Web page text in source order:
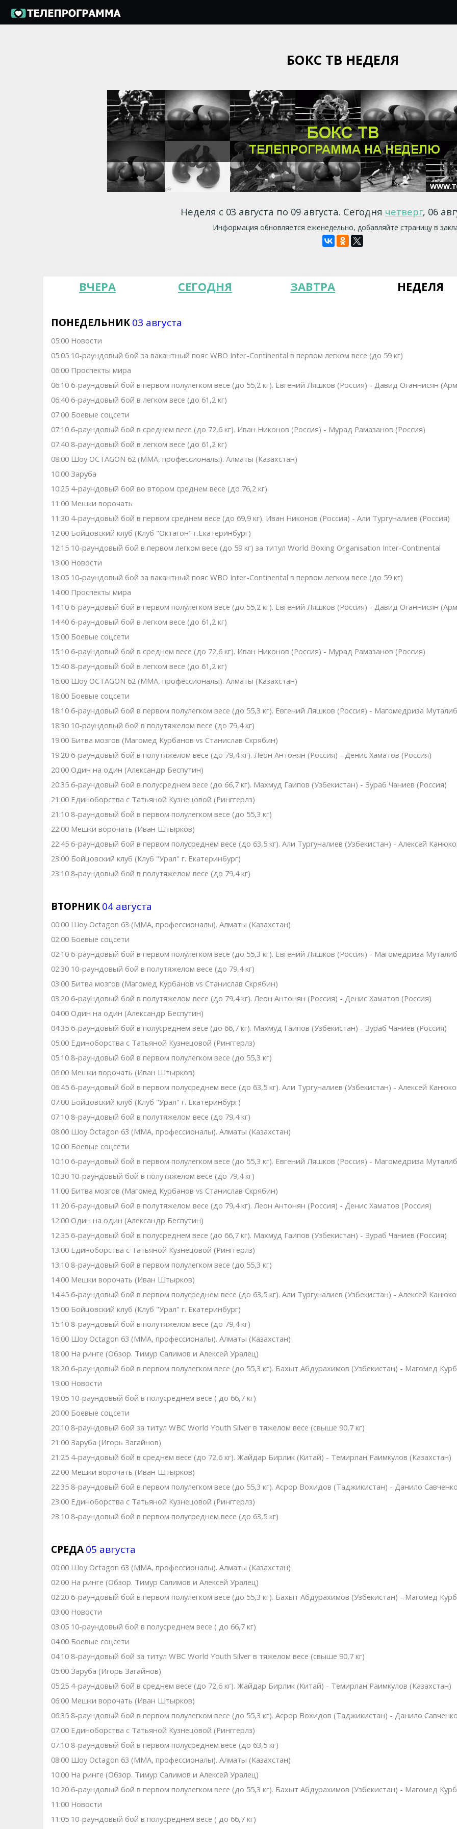
БОКС ТВ НЕДЕЛЯ
Неделя с 03 августа по 09 августа. Сегодня четверг, 06
Информация обновляется еженедельно, добавляйте страницу в
ВЧЕРА СЕГОДНЯ ЗАВТРА НЕДЕЛЯ
ПОНЕДЕЛЬНИК03 августа
05:00 Новости
05:05 10-раундовый бой за вакантный пояс WBO Inter-Continental в первом легком весе (до 59 кг)
06:00 Проспекты мира
06:10 6-раундовый бой в первом полулегком весе (до 55,2 кг). Евгений Ляшков (Россия) - Давид Оганнисян
06:40 6-раундовый бой в легком весе (до 61,2 кг)
07:00 Боевые соцсети
07:10 6-раундовый бой в среднем весе (до 72,6 кг). Иван Никонов (Россия) - Мурад Рамазанов (Россия)
07:40 8-раундовый бой в легком весе (до 61,2 кг)
08:00 Шоу OCTAGON 62 (MMA, профессионалы). Алматы (Казахстан)
10:00 Заруба
10:25 4-раундовый бой во втором среднем весе (до 76,2 кг)
11:00 Мешки ворочать
11:30 4-раундовый бой в первом среднем весе (до 69,9 кг). Иван Никонов (Россия) - Али Тургуналиев (Россия)
12:00 Бойцовский клуб (Клуб "Октагон" г.Екатеринбург)
12:15 10-раундовый бой в первом легком весе (до 59 кг) за титул World Boxing Organisation Inter-Continental
13:00 Новости
13:05 10-раундовый бой за вакантный пояс WBO Inter-Continental в первом легком весе (до 59 кг)
14:00 Проспекты мира
14:10 6-раундовый бой в первом полулегком весе (до 55,2 кг). Евгений Ляшков (Россия) - Давид Оганнисян
14:40 6-раундовый бой в легком весе (до 61,2 кг)
15:00 Боевые соцсети
15:10 6-раундовый бой в среднем весе (до 72,6 кг). Иван Никонов (Россия) - Мурад Рамазанов (Россия)
15:40 8-раундовый бой в легком весе (до 61,2 кг)
16:00 Шоу OCTAGON 62 (MMA, профессионалы). Алматы (Казахстан)
18:00 Боевые соцсети
18:10 6-раундовый бой в первом полулегком весе (до 55,3 кг). Евгений Ляшков (Россия) - Магомедриза
18:30 10-раундовый бой в полутяжелом весе (до 79,4 кг)
19:00 Битва мозгов (Магомед Курбанов vs Станислав Скрябин)
19:20 6-раундовый бой в полутяжелом весе (до 79,4 кг). Леон Антонян (Россия) - Денис Хаматов (Россия)
20:00 Один на один (Александр Беспутин)
20:35 6-раундовый бой в полусреднем весе (до 66,7 кг). Махмуд Гаипов (Узбекистан) - Зураб Чаниев (Россия)
21:00 Единоборства с Татьяной Кузнецовой (Ринггерлз)
21:10 8-раундовый бой в первом полулегком весе (до 55,3 кг)
22:00 Мешки ворочать (Иван Штырков)
22:45 6-раундовый бой в первом полусреднем весе (до 63,5 кг). Али Тургуналиев (Узбекистан) - Алексей
23:00 Бойцовский клуб (Клуб "Урал" г. Екатеринбург)
23:10 8-раундовый бой в полутяжелом весе (до 79,4 кг)
ВТОРНИК04 августа
00:00 Шоу Octagon 63 (ММА, профессионалы). Алматы (Казахстан)
02:00 Боевые соцсети
02:10 6-раундовый бой в первом полулегком весе (до 55,3 кг). Евгений Ляшков (Россия) - Магомедриза
02:30 10-раундовый бой в полутяжелом весе (до 79,4 кг)
03:00 Битва мозгов (Магомед Курбанов vs Станислав Скрябин)
03:20 6-раундовый бой в полутяжелом весе (до 79,4 кг). Леон Антонян (Россия) - Денис Хаматов (Россия)
04:00 Один на один (Александр Беспутин)
04:35 6-раундовый бой в полусреднем весе (до 66,7 кг). Махмуд Гаипов (Узбекистан) - Зураб Чаниев (Россия)
05:00 Единоборства с Татьяной Кузнецовой (Ринггерлз)
05:10 8-раундовый бой в первом полулегком весе (до 55,3 кг)
06:00 Мешки ворочать (Иван Штырков)
06:45 6-раундовый бой в первом полусреднем весе (до 63,5 кг). Али Тургуналиев (Узбекистан) - Алексей
07:00 Бойцовский клуб (Клуб "Урал" г. Екатеринбург)
07:10 8-раундовый бой в полутяжелом весе (до 79,4 кг)
08:00 Шоу Octagon 63 (ММА, профессионалы). Алматы (Казахстан)
10:00 Боевые соцсети
10:10 6-раундовый бой в первом полулегком весе (до 55,3 кг). Евгений Ляшков (Россия) - Магомедриза
10:30 10-раундовый бой в полутяжелом весе (до 79,4 кг)
11:00 Битва мозгов (Магомед Курбанов vs Станислав Скрябин)
11:20 6-раундовый бой в полутяжелом весе (до 79,4 кг). Леон Антонян (Россия) - Денис Хаматов (Россия)
12:00 Один на один (Александр Беспутин)
12:35 6-раундовый бой в полусреднем весе (до 66,7 кг). Махмуд Гаипов (Узбекистан) - Зураб Чаниев (Россия)
13:00 Единоборства с Татьяной Кузнецовой (Ринггерлз)
13:10 8-раундовый бой в первом полулегком весе (до 55,3 кг)
14:00 Мешки ворочать (Иван Штырков)
14:45 6-раундовый бой в первом полусреднем весе (до 63,5 кг). Али Тургуналиев (Узбекистан) - Алексей
15:00 Бойцовский клуб (Клуб "Урал" г. Екатеринбург)
15:10 8-раундовый бой в полутяжелом весе (до 79,4 кг)
16:00 Шоу Octagon 63 (ММА, профессионалы). Алматы (Казахстан)
18:00 На ринге (Обзор. Тимур Салимов и Алексей Уралец)
18:20 6-раундовый бой в первом полулегком весе (до 55,3 кг). Бахыт Абдурахимов (Узбекистан) - Магомед
19:00 Новости
19:05 10-раундовый бой в полусреднем весе ( до 66,7 кг)
20:00 Боевые соцсети
20:10 8-раундовый бой за титул WBC World Youth Silver в тяжелом весе (свыше 90,7 кг)
21:00 Заруба (Игорь Загайнов)
21:25 4-раундовый бой в среднем весе (до 72,6 кг). Жайдар Бирлик (Китай) - Темирлан Раимкулов (Казахстан)
22:00 Мешки ворочать (Иван Штырков)
22:35 8-раундовый бой в первом полулегком весе (до 55,3 кг). Асрор Вохидов (Таджикистан) - Данило
23:00 Единоборства с Татьяной Кузнецовой (Ринггерлз)
23:10 8-раундовый бой в первом полусреднем весе (до 63,5 кг)
СРЕДА05 августа
00:00 Шоу Octagon 63 (ММА, профессионалы). Алматы (Казахстан)
02:00 На ринге (Обзор. Тимур Салимов и Алексей Уралец)
02:20 6-раундовый бой в первом полулегком весе (до 55,3 кг). Бахыт Абдурахимов (Узбекистан) - Магомед
03:00 Новости
03:05 10-раундовый бой в полусреднем весе ( до 66,7 кг)
04:00 Боевые соцсети
04:10 8-раундовый бой за титул WBC World Youth Silver в тяжелом весе (свыше 90,7 кг)
05:00 Заруба (Игорь Загайнов)
05:25 4-раундовый бой в среднем весе (до 72,6 кг). Жайдар Бирлик (Китай) - Темирлан Раимкулов (Казахстан)
06:00 Мешки ворочать (Иван Штырков)
06:35 8-раундовый бой в первом полулегком весе (до 55,3 кг). Асрор Вохидов (Таджикистан) - Данило
07:00 Единоборства с Татьяной Кузнецовой (Ринггерлз)
07:10 8-раундовый бой в первом полусреднем весе (до 63,5 кг)
08:00 Шоу Octagon 63 (ММА, профессионалы). Алматы (Казахстан)
10:00 На ринге (Обзор. Тимур Салимов и Алексей Уралец)
10:20 6-раундовый бой в первом полулегком весе (до 55,3 кг). Бахыт Абдурахимов (Узбекистан) - Магомед
11:00 Новости
11:05 10-раундовый бой в полусреднем весе ( до 66,7 кг)